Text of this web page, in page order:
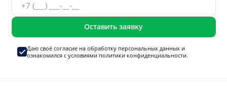
Оставить заявку
Даю своё согласие на обработку персональных данныхи
ознакомился с условиями политики конфиденциальности.